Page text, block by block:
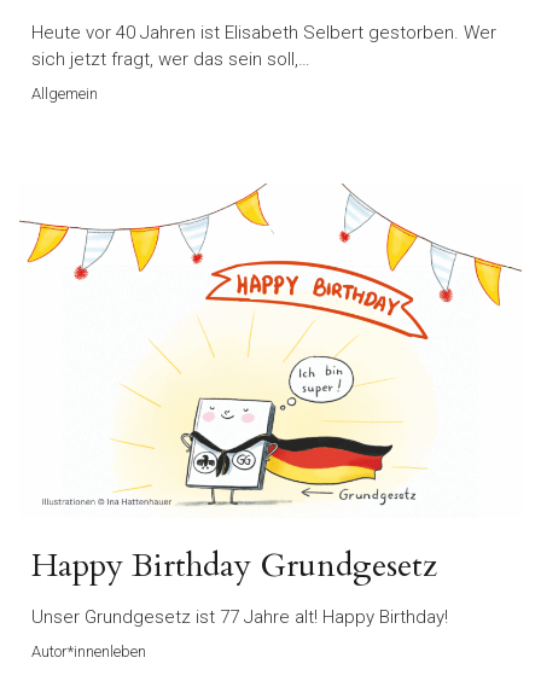
Heute vor 40 Jahren ist Elisabeth Selbert gestorben. Wer
sich jetzt fragt, wer das sein soll,…
Allgemein
Happy Birthday Grundgesetz
Unser Grundgesetz ist 77 Jahre alt! Happy Birthday!
Autor*innenleben